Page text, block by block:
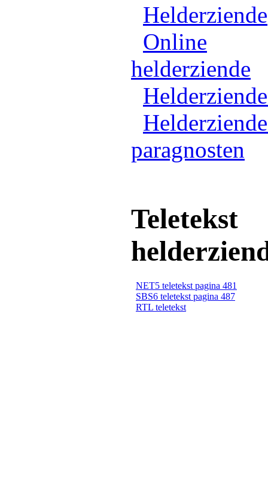
Helderziende
Online
helderziende
paragnosten
Teletekst
NET5 teletekst pagina 481
SBS6 teletekst pagina 487
RTL teletekst